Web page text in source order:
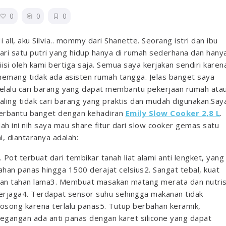
0 0 0
all, aku Silvia.. mommy dari Shanette. Seorang istri dan ibu
satu putri yang hidup hanya di rumah sederhana dan
oleh kami bertiga saja. Semua saya kerjakan sendiri
tidak ada asisten rumah tangga. Jelas banget saya
cari barang yang dapat membantu pekerjaan rumah atau
tidak cari barang yang praktis dan mudah digunakan.
banget dengan kehadiran Emily Slow Cooker 2,8 L.
ini nih saya mau share fitur dari slow cooker gemas satu
diantaranya adalah:
Pot terbuat dari tembikar tanah liat alami anti lengket, yang
panas hingga 1500 derajat celsius2. Sangat tebal, kuat
tahan lama3. Membuat masakan matang merata dan
4. Terdapat sensor suhu sehingga makanan tidak
karena terlalu panas5. Tutup berbahan keramik,
ada anti panas dengan karet silicone yang dapat